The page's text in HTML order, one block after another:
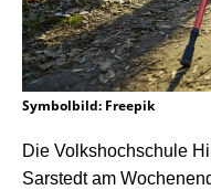
Symbolbild: Freepik
Die Volkshochschule
Sarstedt am